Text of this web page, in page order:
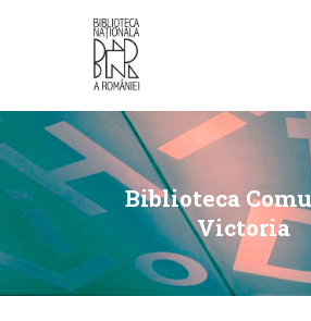
Biblioteca
Victoria
DESPRE NOI
PERMISUL MEU DE
BIBLIOTECĂ
CATALOAGE ȘI
COLECȚII